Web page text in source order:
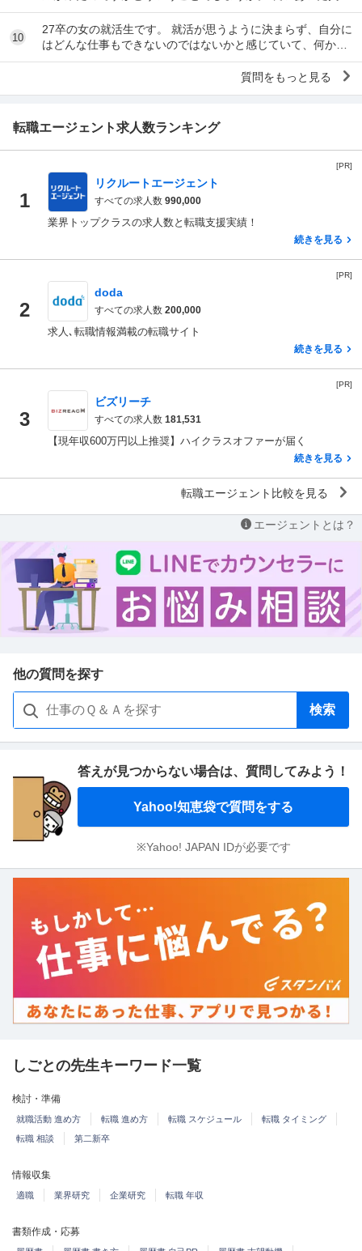
されている求人です。
10
27卒の女の就活生です。 就活が思うように決まらず、自分に
はどんな仕事もできないのではないかと感じていて、何かの
病気なのではないかと不安になっています。 ...
質問をもっと見る
転職エージェント求人数ランキング
[PR]
1
リクルートエージェント
すべての求人数 990,000
業界トップクラスの求人数と転職支援実績！
続きを見る
[PR]
2
doda
すべての求人数 200,000
求人､転職情報満載の転職サイト
続きを見る
[PR]
3
ビズリーチ
すべての求人数 181,531
【現年収600万円以上推奨】ハイクラスオファーが届く
続きを見る
転職エージェント比較を見る
エージェントとは？
他の質問を探す
検索
答えが見つからない場合は、 質問してみよう！
Yahoo!知恵袋で質問をする
※Yahoo! JAPAN IDが必要です
しごとの先生キーワード一覧
検討・準備
就職活動 進め方 転職 進め方 転職 スケジュール
転職 タイミング
転職 相談
第二新卒
情報収集
適職 業界研究 企業研究 転職 年収
書類作成・応募